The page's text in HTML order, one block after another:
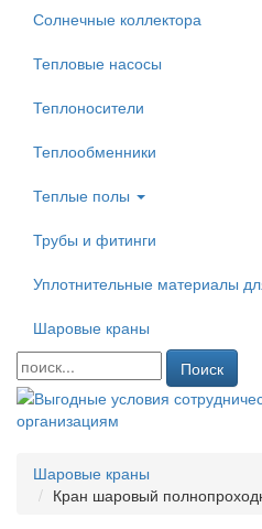
Солнечные коллектора
Тепловые насосы
Теплоносители
Теплообменники
Теплые полы
Трубы и фитинги
Уплотнительные материалы
Шаровые краны
Поиск
Шаровые краны
Кран шаровый